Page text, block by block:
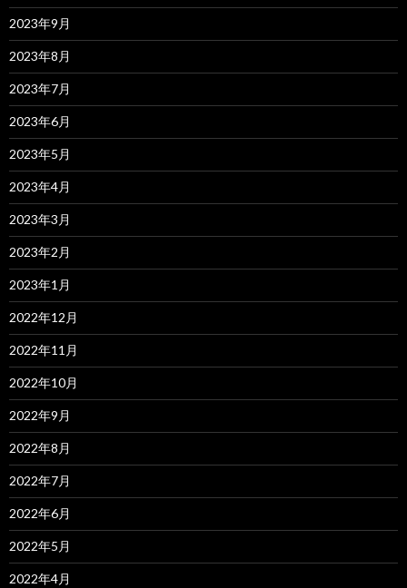
2023年9月
2023年8月
2023年7月
2023年6月
2023年5月
2023年4月
2023年3月
2023年2月
2023年1月
2022年12月
2022年11月
2022年10月
2022年9月
2022年8月
2022年7月
2022年6月
2022年5月
2022年4月